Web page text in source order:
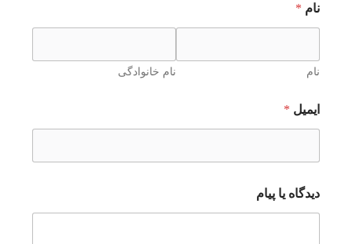
نام *
نام نام خانوادگی
ایمیل *
دیدگاه یا پیام